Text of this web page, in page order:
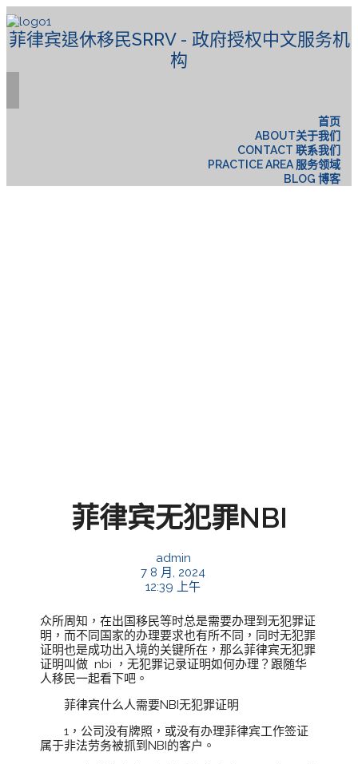
菲律宾退休移民SRRV - 政府授权中文服务机
构
首页
ABOUT关于我们
CONTACT 联系我们
PRACTICE AREA 服务领域
BLOG 博客
菲律宾无犯罪NBI
admin
7 8 月, 2024
12:39 上午
众所周知，在出国移民等时总是需要办理到无犯罪证
明，而不同国家的办理要求也有所不同，同时无犯罪
证明也是成功出入境的关键所在，那么菲律宾无犯罪
证明叫做 nbi ，无犯罪记录证明如何办理？跟随华
人移民一起看下吧。
菲律宾什么人需要NBI无犯罪证明
1，公司没有牌照，或没有办理菲律宾工作签证
属于非法劳务被抓到NBI的客户。